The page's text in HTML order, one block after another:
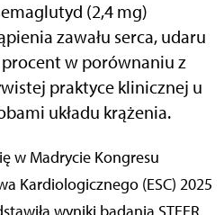
(2,4 mg)
zawału serca, udaru
w porównaniu z
praktyce klinicznej u
układu krążenia.
Kardiologicznego (ESC) 2025